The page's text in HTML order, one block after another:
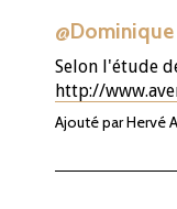
Selon l'étude
http://
Ajouté par Hervé